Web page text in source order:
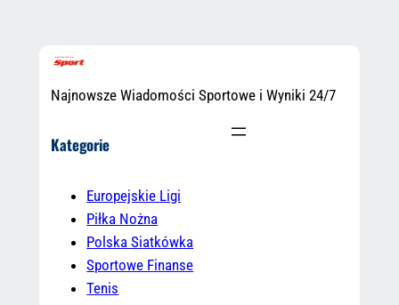
Najnowsze Wiadomości Sportowe i Wyniki 24/7
Kategorie
Europejskie Ligi
Piłka Nożna
Polska Siatkówka
Sportowe Finanse
Tenis